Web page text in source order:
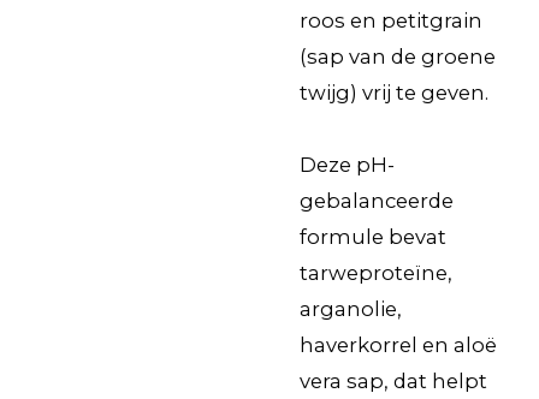
roos en petitgrain
(sap van de groene
twijg) vrij te geven.
Deze pH-
gebalanceerde
formule bevat
tarweproteïne,
arganolie,
haverkorrel en aloë
vera sap, dat helpt